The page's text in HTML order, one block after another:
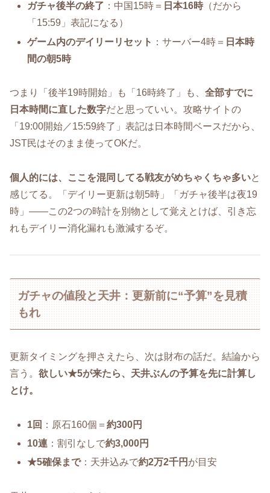
ガチャ後半の終了 ：中国15時＝ 日本16時（だから
「15:59」表記になる）
ゲーム内のデイリーリセット ：サーバー4時＝ 日本時
間の朝5時
つまり「後半19時開始」も「16時終了」も、 全部すでに
日本時間に直した数字だと思っていい。攻略サイトの
「19:00開始／15:59終了」表記は日本時間ベースだから、
JST民はそのまま使ってOKだ。
個人的には、ここを混同してる戦友がめちゃくちゃ多いと
感じてる。「デイリー更新は朝5時」「ガチャ後半は夜19
時」――この2つの時計を別物として覚えとけば、引き忘
れもデイリー消化漏れも激減するぞ。
ガチャの値段と天井：更新前に“予算”を見積
もれ
更新タイミングを押さえたら、次は財布の話だ。結論から
言う。 欲しい★5が来たら、天井ぶんの予算を先に計算し
とけ。
1回 ：原石160個＝約300円
10連 ：割引なしで約3,000円
★5確保まで：天井込みで約2万2千円 が目安